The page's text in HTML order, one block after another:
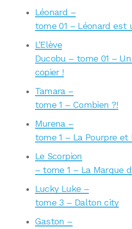
Léonard –
tome 01 – Léonard est
L’Elève
Ducobu – tome 01 –
copier !
Tamara –
tome 1 – Combien ?!
Murena –
tome 1 – La Pourpre et
Le Scorpion
– tome 1 – La Marque
Lucky Luke –
tome 3 – Dalton city
Gaston –